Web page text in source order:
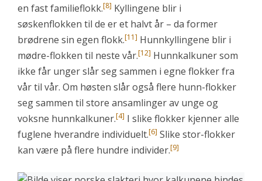
en fast familieflokk.[8] Kyllingene blir i
søskenflokken til de er et halvt år – da former
brødrene sin egen flokk.[11] Hunnkyllingene blir i
mødre-flokken til neste vår.[12] Hunnkalkuner som
ikke får unger slår seg sammen i egne flokker fra
vår til vår. Om høsten slår også flere hunn-flokker
seg sammen til store ansamlinger av unge og
voksne hunnkalkuner.[4] I slike flokker kjenner alle
fuglene hverandre individuelt.[6] Slike stor-flokker
kan være på flere hundre individer.[9]